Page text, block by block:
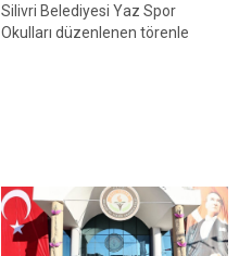
Silivri Belediyesi Yaz Spor
Okulları düzenlenen törenle